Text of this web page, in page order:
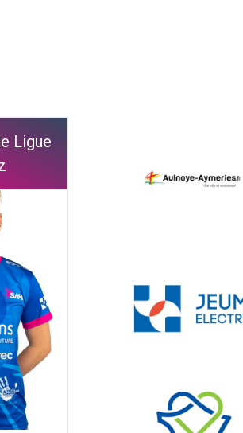
Ligue